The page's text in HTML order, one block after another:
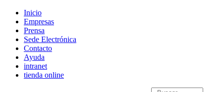
Inicio
Empresas
Prensa
Sede Electrónica
Contacto
Ayuda
intranet
tienda online